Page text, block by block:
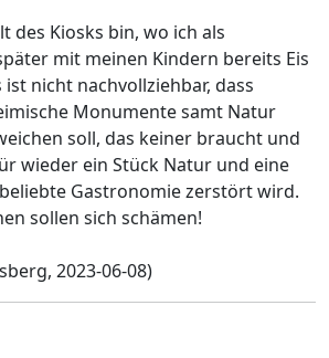
des Kiosks bin, wo ich als
mit meinen Kindern bereits Eis
ist nicht nachvollziehbar, dass
Monumente samt Natur
soll, das keiner braucht und
wieder ein Stück Natur und eine
Gastronomie zerstört wird.
sollen sich schämen!
2023-06-08)